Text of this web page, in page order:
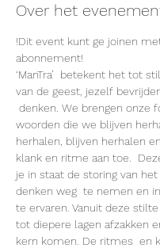
Over het
!Dit event kunt ge joinen
abonnement!
‘ManTra’  betekent het tot
van de geest, jezelf
denken. We brengen onze
woorden die we blijven
herhalen, blijven herhalen
klank en ritme aan toe.
je in staat de storing van het
denken weg  te nemen en
te ervaren. Vanuit deze stilte
tot diepere lagen afzakken
kern komen. De ritmes  en